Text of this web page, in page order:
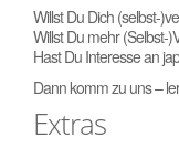
Willst Du Dich (selbst-
Willst Du mehr (Selbst-
Hast Du Interesse an
Dann komm zu uns –
Extras